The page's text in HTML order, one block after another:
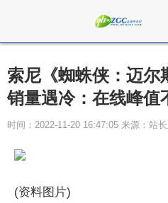
索尼《蜘蛛侠：迈尔
销量遇冷：在线峰值
时间：2022-11-20 16:47:05 来源：站
(资料图片)